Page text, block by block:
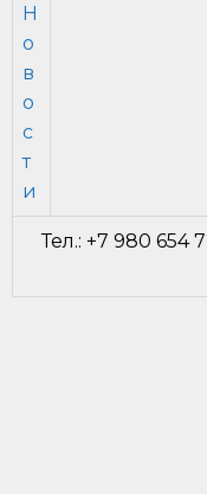
Н
о
в
о
с
т
и
Тел.: +7 980 654